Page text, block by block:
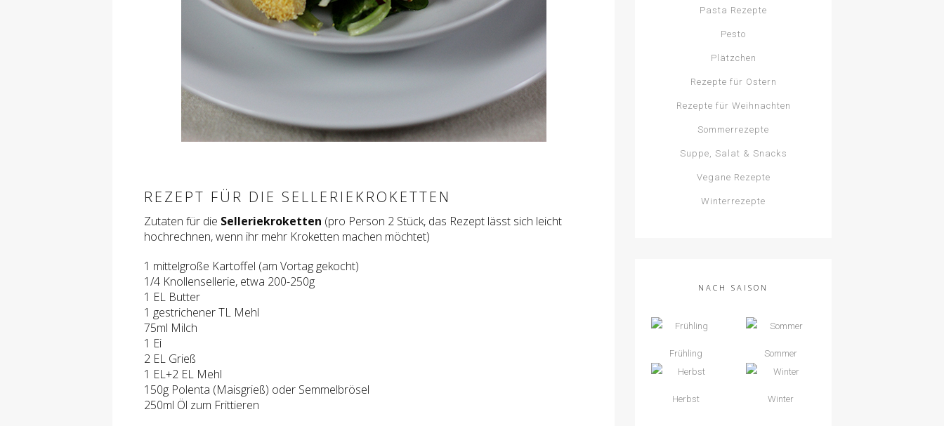
REZEPT FÜR DIE SELLERIEKROKETTEN
Zutaten für die Selleriekroketten (pro Person 2 Stück, das Rezept lässt sich leicht
hochrechnen, wenn ihr mehr Kroketten machen möchtet)
1 mittelgroße Kartoffel (am Vortag gekocht)
1/4 Knollensellerie, etwa 200-250g
1 EL Butter
1 gestrichener TL Mehl
75ml Milch
1 Ei
2 EL Grieß
1 EL+2 EL Mehl
150g Polenta (Maisgrieß) oder Semmelbrösel
250ml Öl zum Frittieren
Pasta Rezepte
Pesto
Plätzchen
Rezepte für Ostern
Rezepte für Weihnachten
Sommerrezepte
Suppe, Salat & Snacks
Vegane Rezepte
Winterrezepte
NACH SAISON
Frühling Sommer
Herbst Winter